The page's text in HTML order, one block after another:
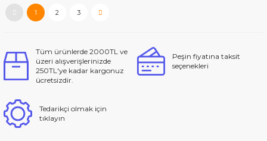
1 2 3
Tüm ürünlerde 2000TL ve
üzeri alışverişlerinizde
250TL'ye kadar kargonuz
ücretsizdir.
Peşin fiyatına taksit
seçenekleri
Tedarikçi olmak için
tıklayın